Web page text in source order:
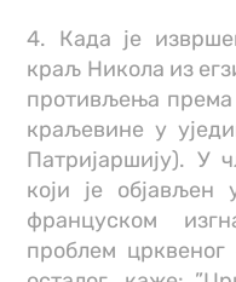
4. Када је
краљ Никола из
противљења према
краљевине у
Патријаршију). У
који је
француском
проблем